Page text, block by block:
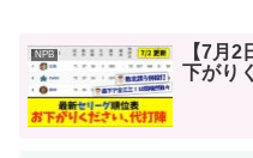
NPB
【7月
下がり